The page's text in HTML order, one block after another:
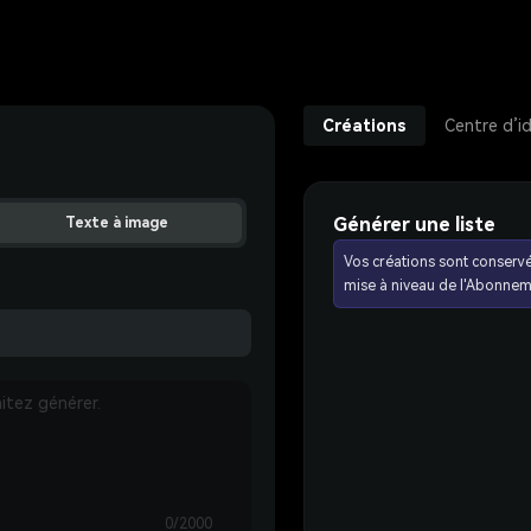
Texte à image
0/2000
Créations Centre
Générer une liste
Vos créations sont
mise à niveau de